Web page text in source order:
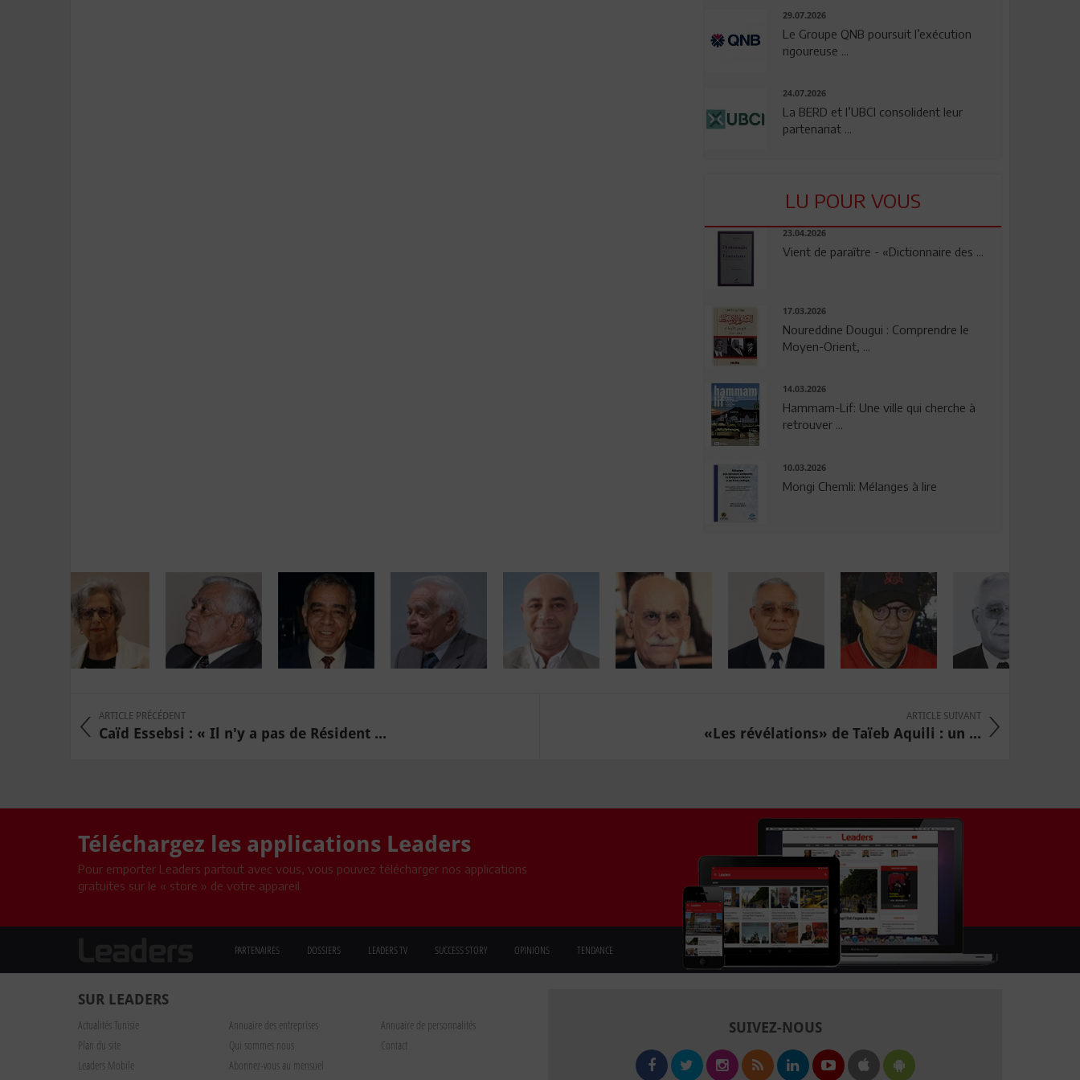
29.07.2026
Le Groupe QNB poursuit l’exécution
rigoureuse ...
24.07.2026
La BERD et l’UBCI consolident leur
partenariat ...
LU POUR VOUS
23.04.2026
Vient de paraître - «Dictionnaire des ...
17.03.2026
Noureddine Dougui : Comprendre le
Moyen-Orient, ...
14.03.2026
Hammam-Lif: Une ville qui cherche à
retrouver ...
10.03.2026
Mongi Chemli: Mélanges à lire
ARTICLE PRÉCÉDENT
Caïd Essebsi : « Il n'y a pas de Résident ...
ARTICLE SUIVANT
«Les révélations» de Taïeb Aquili : un ...
Téléchargez les applications Leaders
Pour emporter Leaders partout avec vous, vous pouvez télécharger nos applications
gratuites sur le « store » de votre appareil.
PARTENAIRES DOSSIERS LEADERS TV SUCCESS STORY OPINIONS TENDANCE
SUR LEADERS
Actualités Tunisie Annuaire des entreprises
Annuaire de personnalités
Plan du site
Qui sommes nous
Contact
Leaders Mobile
Abonnez-vous au mensuel
SUIVEZ-NOUS